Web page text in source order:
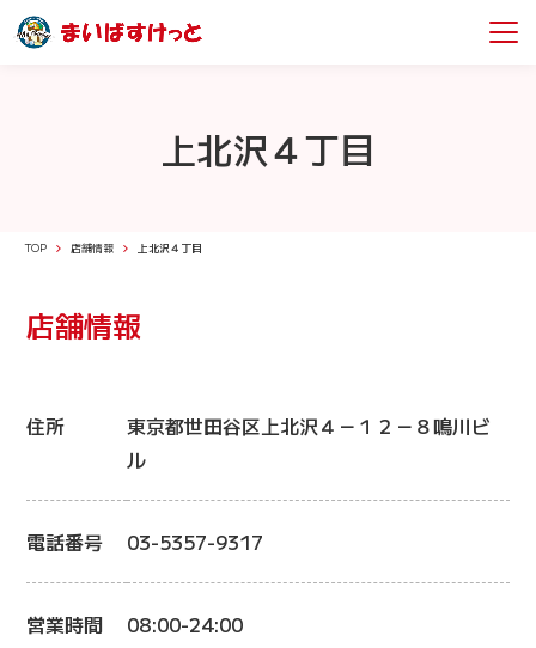
上北沢４丁目
TOP 店舗情報 上北沢４丁目
店舗情報
住所
東京都世田谷区上北沢４－１２－８鳴川ビ
ル
電話番号 03-5357-9317
営業時間 08:00-24:00